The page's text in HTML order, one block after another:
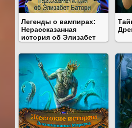
Легенды о вампирах:
Нерассказанная
история об Элизабет
Батори